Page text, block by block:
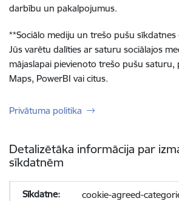
darbību un pakalpojumus.
**Sociālo mediju un trešo pušu sīkdatnes
Jūs varētu dalīties ar saturu sociālajos
mājaslapai pievienoto trešo pušu saturu,
Maps, PowerBI vai citus.
Privātuma politika
Detalizētāka informācija par
sīkdatnēm
cookie-agreed-